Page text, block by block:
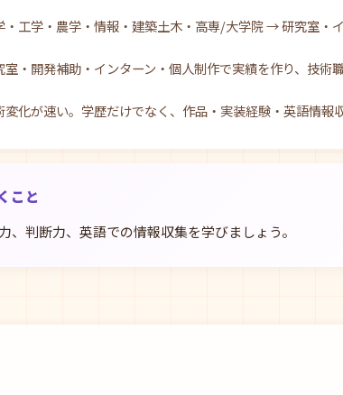
・工学・農学・情報・建築土木・高専/大学院 → 研究室
室・開発補助・インターン・個人制作で実績を作り、技術
変化が速い。学歴だけでなく、作品・実装経験・英語情報
こと
、判断力、英語での情報収集を学びましょう。